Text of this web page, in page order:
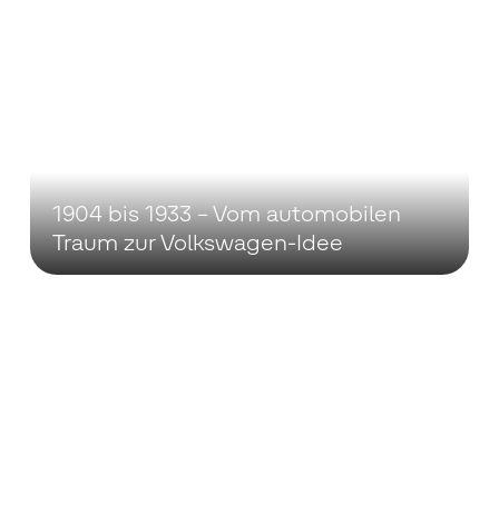
1904 bis 1933 – Vom automobilen
Traum zur Volkswagen-Idee